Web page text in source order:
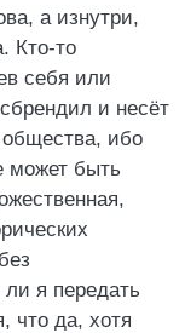
а изнутри,
Кто-то
себя или
и несёт
ибо
может быть
я передать
что да, хотя